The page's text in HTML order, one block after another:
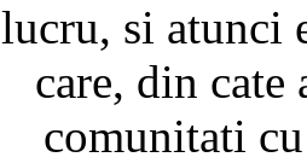
lucru, si atunci
care, din cate
comunitati